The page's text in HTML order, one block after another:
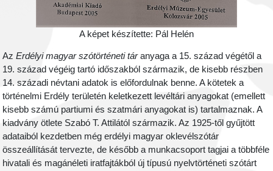
A képet készítette: Pál Helén
AzErdélyi magyar szótörténeti táranyaga a 15. század végétől a
19. század végéig tartó időszakból származik, de kisebb részben
14. századi névtani adatok is előfordulnak benne. A kötetek a
történelmi Erdély területén keletkezett levéltári anyagokat (emellett
kisebb számú partiumi és szatmári anyagokat is) tartalmaznak. A
kiadvány ötlete Szabó T. Attilától származik. Az 1925-től gyűjtött
adataiból kezdetben még erdélyi magyar oklevélszótár
összeállítását tervezte, de később a munkacsoport tagjai a többféle
hivatali és magánéleti iratfajtákból új típusú nyelvtörténeti szótárt